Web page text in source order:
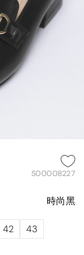
S00008227
時尚黑
42
43